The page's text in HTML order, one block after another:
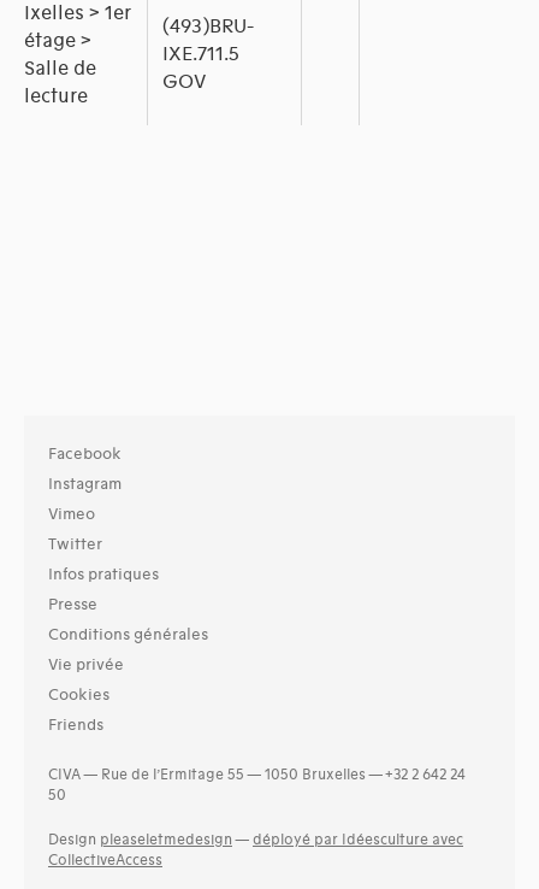
Ixelles > 1er
étage >
Salle de
lecture
(493)BRU-
IXE.711.5
GOV
Facebook
Instagram
Vimeo
Twitter
Infos pratiques
Presse
Conditions générales
Vie privée
Cookies
Friends
CIVA — Rue de l’Ermitage 55 — 1050 Bruxelles — +32 2 642 24
50
Design pleaseletmedesign — déployé par Idéesculture avec
CollectiveAccess